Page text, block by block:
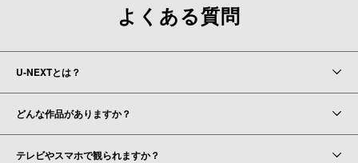
よくある質問
U-NEXTとは？
どんな作品がありますか？
テレビやスマホで観られますか？